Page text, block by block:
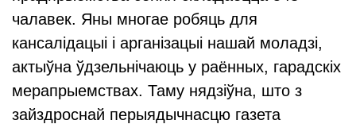
чалавек. Яны многае робяць для
кансалідацыі і арганізацыі нашай моладзі,
актыўна ўдзельнічаюць у раённых, гарадскіх
мерапрыемствах. Таму нядзіўна, што з
зайздроснай перыядычнасцю газета